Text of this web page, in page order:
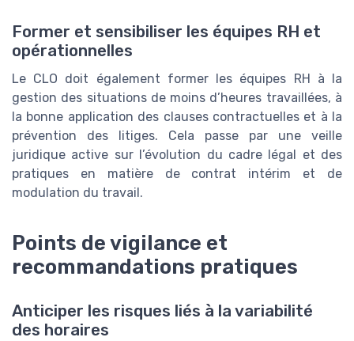
Former et sensibiliser les équipes RH et
opérationnelles
Le CLO doit également former les équipes RH à la
gestion des situations de moins d’heures travaillées, à
la bonne application des clauses contractuelles et à la
prévention des litiges. Cela passe par une veille
juridique active sur l’évolution du cadre légal et des
pratiques en matière de contrat intérim et de
modulation du travail.
Points de vigilance et
recommandations pratiques
Anticiper les risques liés à la variabilité
des horaires